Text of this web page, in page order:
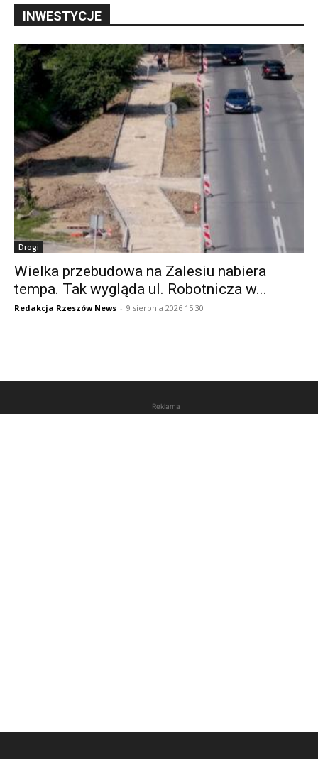
INWESTYCJE
Drogi
Wielka przebudowa na Zalesiu nabiera
tempa. Tak wygląda ul. Robotnicza w...
Redakcja Rzeszów News - 9 sierpnia 2026 15:30
Reklama